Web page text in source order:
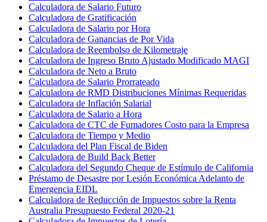
Calculadora de Salario Futuro
Calculadora de Gratificación
Calculadora de Salario por Hora
Calculadora de Ganancias de Por Vida
Calculadora de Reembolso de Kilometraje
Calculadora de Ingreso Bruto Ajustado Modificado MAGI
Calculadora de Neto a Bruto
Calculadora de Salario Prorrateado
Calculadora de RMD Distribuciones Mínimas Requeridas
Calculadora de Inflación Salarial
Calculadora de Salario a Hora
Calculadora de CTC de Fumadores Costo para la Empresa
Calculadora de Tiempo y Medio
Calculadora del Plan Fiscal de Biden
Calculadora de Build Back Better
Calculadora del Segundo Cheque de Estímulo de California
Préstamo de Desastre por Lesión Económica Adelanto de
Emergencia EIDL
Calculadora de Reducción de Impuestos sobre la Renta
Australia Presupuesto Federal 2020-21